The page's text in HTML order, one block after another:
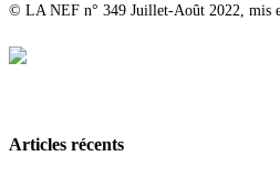
© LA NEF n° 349 Juillet-Août 2022, mis
Articles récents